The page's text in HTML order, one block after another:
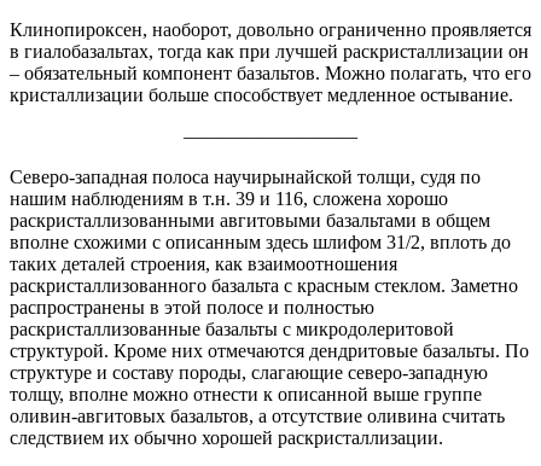
Клинопироксен, наоборот, довольно ограниченно проявляется
в гиалобазальтах, тогда как при лучшей раскристаллизации он
– обязательный компонент базальтов. Можно полагать, что его
кристаллизации больше способствует медленное остывание.
—————————
Северо-западная полоса научирынайской толщи, судя по
нашим наблюдениям в т.н. 39 и 116, сложена хорошо
раскристаллизованными авгитовыми базальтами в общем
вполне схожими с описанным здесь шлифом 31/2, вплоть до
таких деталей строения, как взаимоотношения
раскристаллизованного базальта с красным стеклом. Заметно
распространены в этой полосе и полностью
раскристаллизованные базальты с микродолеритовой
структурой. Кроме них отмечаются дендритовые базальты. По
структуре и составу породы, слагающие северо-западную
толщу, вполне можно отнести к описанной выше группе
оливин-авгитовых базальтов, а отсутствие оливина считать
следствием их обычно хорошей раскристаллизации.